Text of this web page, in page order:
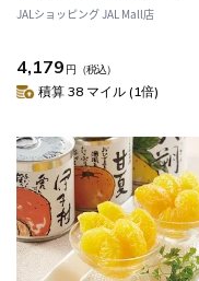
JALショッピング JAL Mall店
4,179 円 （税込）
積算 38 マイル (1倍)